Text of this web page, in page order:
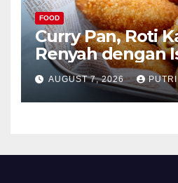
FOOD
Curry Pan, Roti
Renyah dengan
Menggoda
AUGUST 7, 2026